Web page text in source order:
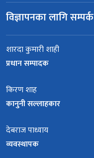
विज्ञापनका लागि सम्पर्क
शारदा कुमारी शाही
प्रधान सम्पादक
किरण शाह
कानुनी सल्लाहकार
देबराज पाध्याय
व्यवस्थापक